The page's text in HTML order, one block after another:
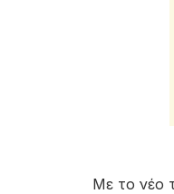
Με το νέο